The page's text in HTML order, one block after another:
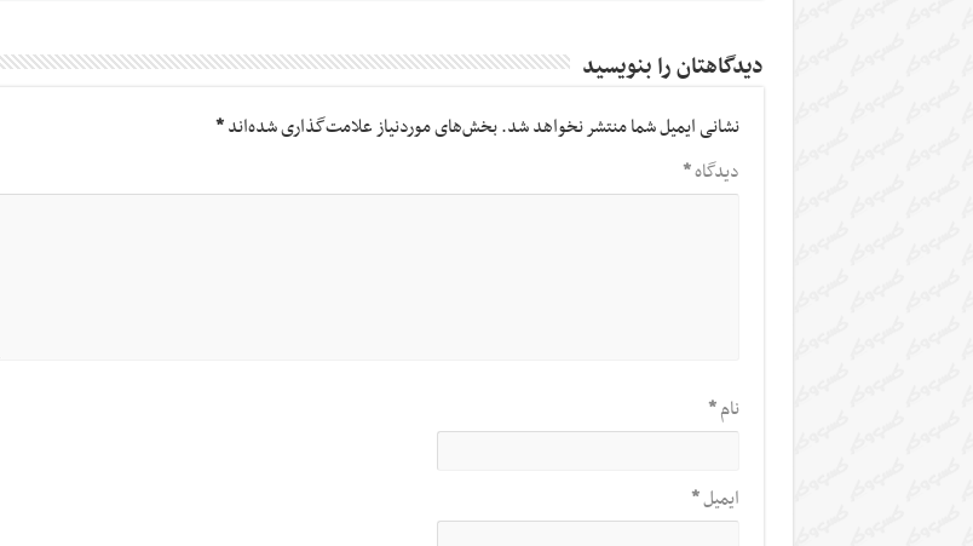
دیدگاهتان را بنویسید
نشانی ایمیل شما منتشر نخواهد شد.بخش‌های موردنیاز علامت‌گذاری شده‌اند*
دیدگاه*
نام*
ایمیل*